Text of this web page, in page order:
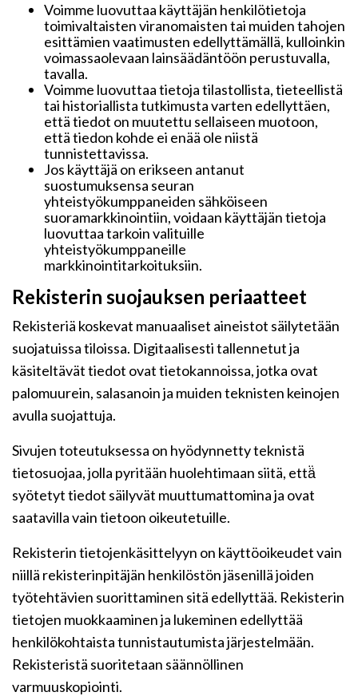
Voimme luovuttaa käyttäjän henkilötietoja
toimivaltaisten viranomaisten tai muiden tahojen
esittämien vaatimusten edellyttämällä, kulloinkin
voimassaolevaan lainsäädäntöön perustuvalla,
tavalla.
Voimme luovuttaa tietoja tilastollista, tieteellistä
tai historiallista tutkimusta varten edellyttäen,
että tiedot on muutettu sellaiseen muotoon,
että tiedon kohde ei enää ole niistä
tunnistettavissa.
Jos käyttäjä on erikseen antanut
suostumuksensa seuran
yhteistyökumppaneiden sähköiseen
suoramarkkinointiin, voidaan käyttäjän tietoja
luovuttaa tarkoin valituille
yhteistyökumppaneille
markkinointitarkoituksiin.
Rekisterin suojauksen periaatteet
Rekisteriä koskevat manuaaliset aineistot säilytetään
suojatuissa tiloissa. Digitaalisesti tallennetut ja
käsiteltävät tiedot ovat tietokannoissa, jotka ovat
palomuurein, salasanoin ja muiden teknisten keinojen
avulla suojattuja.
Sivujen toteutuksessa on hyödynnetty teknistä
tietosuojaa, jolla pyritään huolehtimaan siitä, että̈
syötetyt tiedot säilyvät muuttumattomina ja ovat
saatavilla vain tietoon oikeutetuille.
Rekisterin tietojenkäsittelyyn on käyttöoikeudet vain
niillä rekisterinpitäjän henkilöstön jäsenillä joiden
työtehtävien suorittaminen sitä edellyttää. Rekisterin
tietojen muokkaaminen ja lukeminen edellyttää
henkilökohtaista tunnistautumista järjestelmään.
Rekisteristä suoritetaan säännöllinen
varmuuskopiointi.